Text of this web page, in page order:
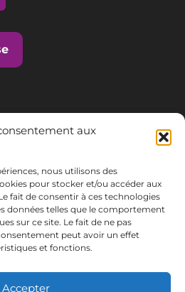
aux
nous utilisons des
pour stocker et/ou accéder aux
fait de consentir à ces technologies
données telles que le comportement
sur ce site. Le fait de ne pas
peut avoir un effet
et fonctions.
Accepter